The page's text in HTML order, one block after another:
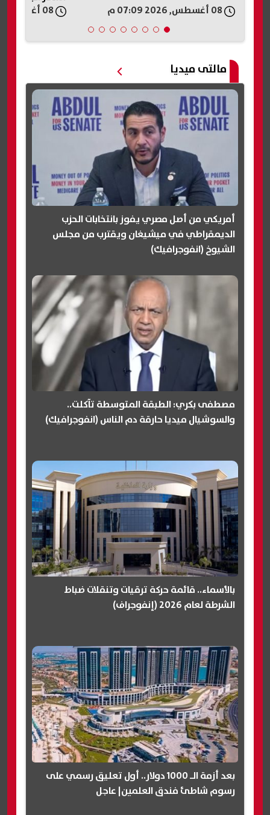
08 أغسطس, 2026 07:06 م
مالتى ميديا
أمريكي من أصل مصري يفوز بانتخابات الحزب
الديمقراطي في ميشيغان ويقترب من مجلس
الشيوخ (انفوجرافيك)
مصطفى بكري: الطبقة المتوسطة تآكلت..
والسوشيال ميديا حارقة دم الناس (انفوجرافيك)
بالأسماء.. قائمة حركة ترقيات وتنقلات ضباط
الشرطة لعام 2026 (إنفوجراف)
بعد أزمة الـ 1000 دولار.. أول تعليق رسمي على
رسوم شاطئ فندق العلمين| عاجل